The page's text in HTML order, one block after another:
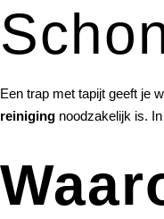
Een trap met tapijt geeft je
reiniging noodzakelijk is.